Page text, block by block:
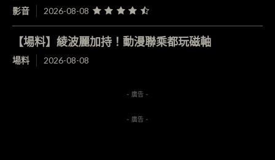
影音 2026-08-08
【場料】綾波麗加持！動漫聯乘都玩磁軸
場料 2026-08-08
- 廣告 -
- 廣告 -